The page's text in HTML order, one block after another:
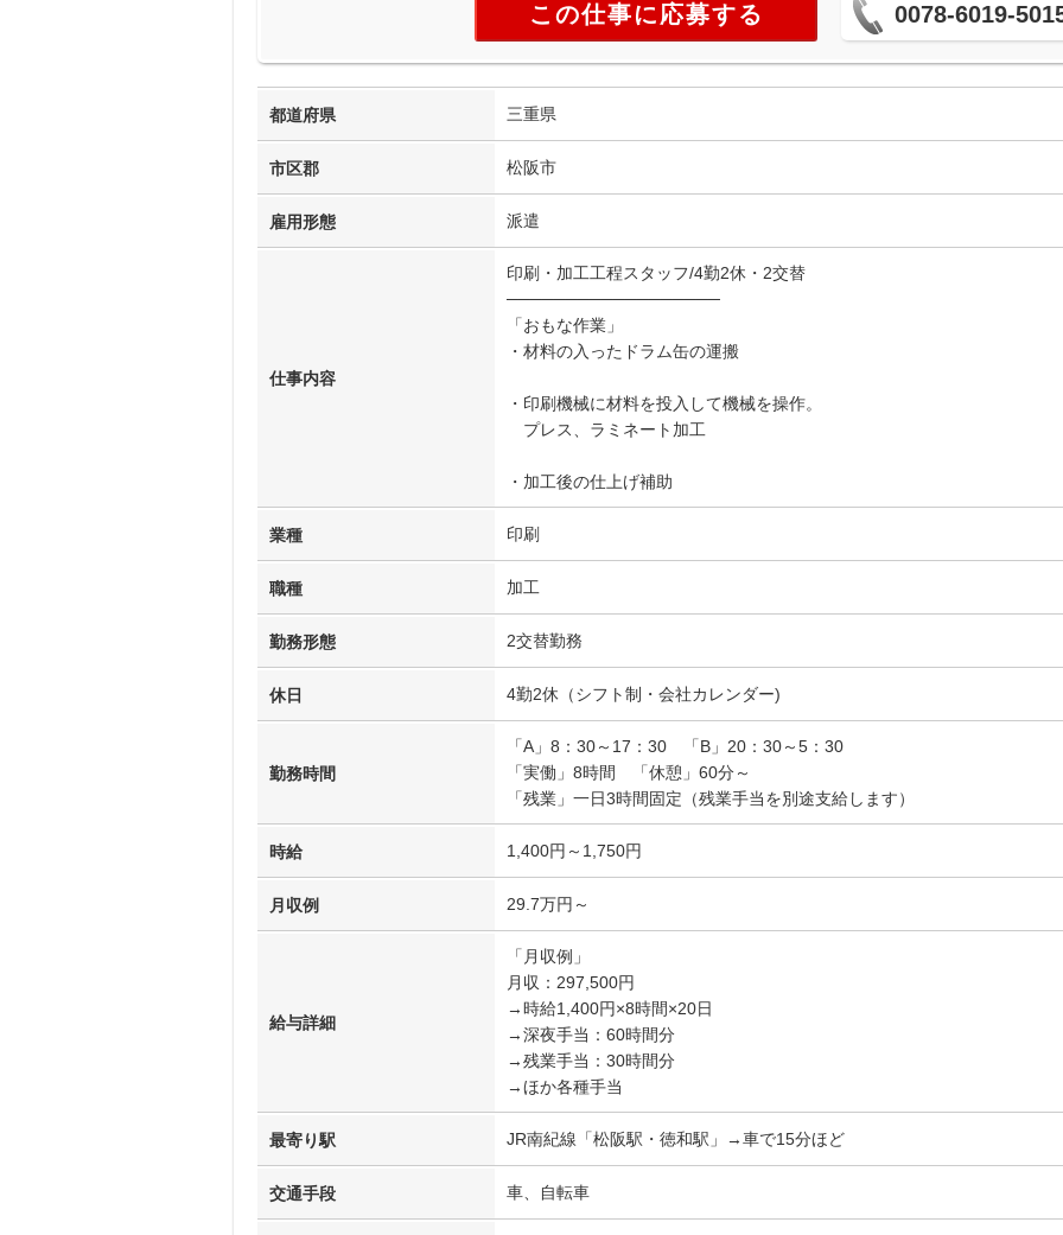
この仕事に応募する 0078-6019-
都道府県 三重県
市区郡 松阪市
雇用形態 派遣
仕事内容
印刷・加工工程スタッフ/4勤2休・2交替
──────────────────
「おもな作業」
・材料の入ったドラム缶の運搬
・印刷機械に材料を投入して機械を操作。
プレス、ラミネート加工
・加工後の仕上げ補助
業種 印刷
職種 加工
勤務形態 2交替勤務
休日 4勤2休（シフト制・会社カレンダー)
勤務時間
「A」8：30～17：30 「B」20：30～5：30
「実働」8時間 「休憩」60分～
「残業」一日3時間固定（残業手当を別途支給します）
時給 1,400円～1,750円
月収例 29.7万円～
給与詳細
「月収例」
月収：297,500円
→時給1,400円×8時間×20日
→深夜手当：60時間分
→残業手当：30時間分
→ほか各種手当
最寄り駅 JR南紀線「松阪駅・徳和駅」→車で15分ほど
交通手段 車、自転車